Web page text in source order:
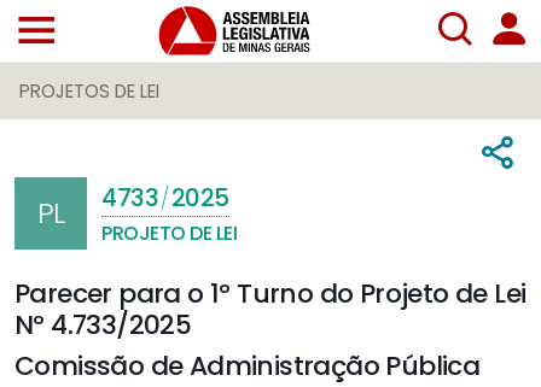
PROJETOS DE LEI
PL 4733/2025
PROJETO DE LEI
Parecer para o 1º Turno do Projeto de Lei
Nº 4.733/2025
Comissão de Administração Pública